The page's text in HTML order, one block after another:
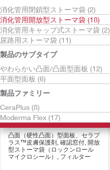
消化管用閉鎖型ストーマ袋 (2)
消化管用開放型ストーマ袋 (18)
消化管用キャップ式ストーマ袋 (2)
尿路用ストーマ袋 (11)
製品のサブタイプ
やわらかい凸面/凸面型面板 (12)
平面型面板 (6)
製品ファミリー
CeraPlus (8)
Moderma Flex (17)
モデルマフレックス セラ
プラス™ 凸面 ロックン
ロール テープなしタイプ
凸面（硬性凸面）型面板、セラプ
ラス™皮膚保護剤, 確認窓付, 開放
型ストーマ袋（ロックンロール
マイクロシール）, フィルター